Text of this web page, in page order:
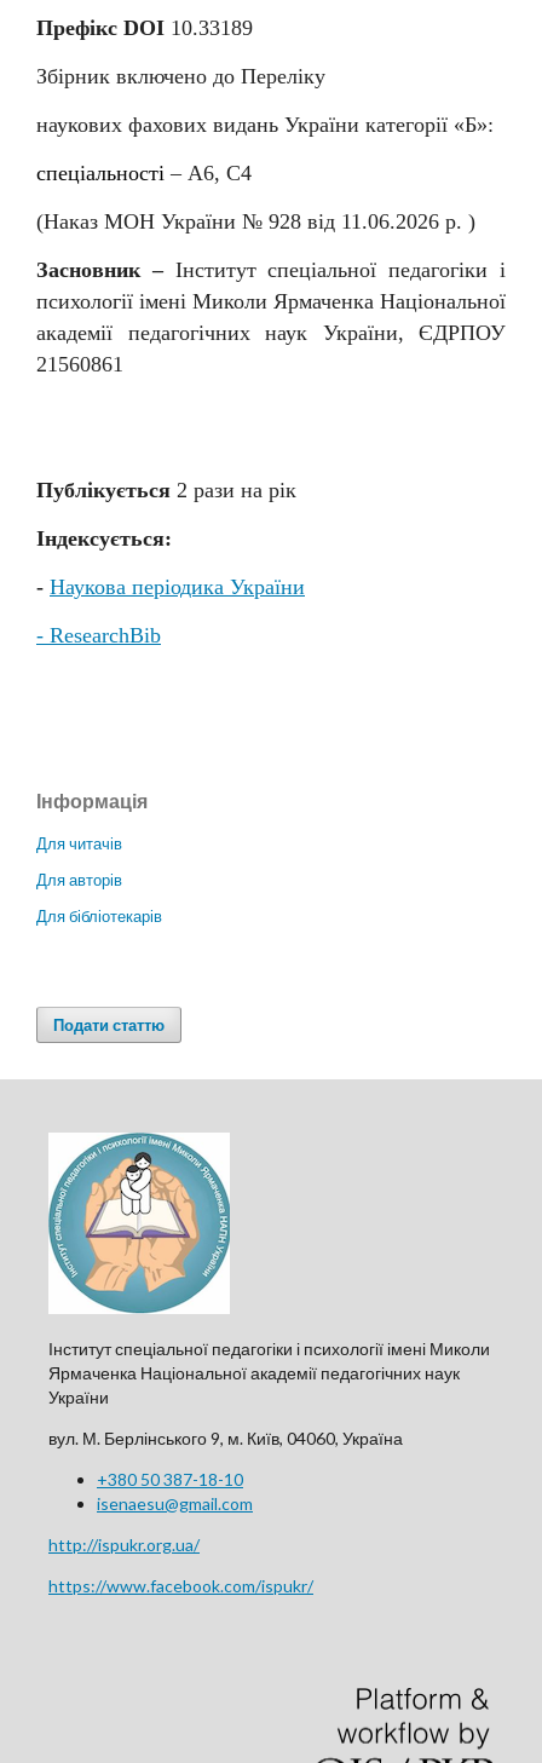
Префікс DOI 10.33189
Збірник включено до Переліку
наукових фахових видань України категорії «Б»:
спеціальності–А6, С4
(Наказ МОН України № 928 від 11 .06.2026 р. )
Засновник – Інститут спеціальної педагогіки і
психології імені Миколи Ярмаченка Національної
академії педагогічних наук України, ЄДРПОУ
21560861
Публікується 2 рази на рік
Індексується:
- Наукова періодика України
- ResearchBib
Інформація
Для читачів
Для авторів
Для бібліотекарів
Подати статтю
Інститут спеціальної педагогіки і психології імені Миколи
Ярмаченка Національної академії педагогічних наук
України
вул. М. Берлінського 9, м. Київ, 04060, Україна
+380 50 387-18-10
isenaesu@gmail.com
http://ispukr.org.ua/
https://www.facebook.com/ispukr/